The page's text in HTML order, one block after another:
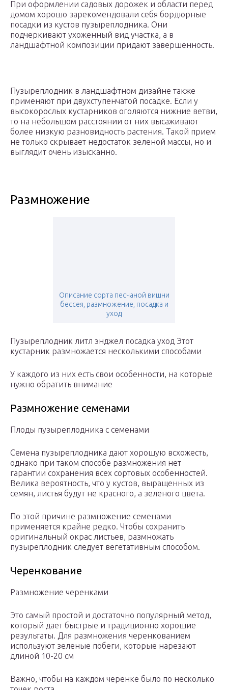
При оформлении садовых дорожек и области перед
домом хорошо зарекомендовали себя бордюрные
посадки из кустов пузыреплодника. Они
подчеркивают ухоженный вид участка, а в
ландшафтной композиции придают завершенность.
Пузыреплодник в ландшафтном дизайне также
применяют при двухступенчатой посадке. Если у
высокорослых кустарников оголяются нижние ветви,
то на небольшом расстоянии от них высаживают
более низкую разновидность растения. Такой прием
не только скрывает недостаток зеленой массы, но и
выглядит очень изысканно.
Размножение
Описание сорта песчаной вишни
бессея, размножение, посадка и
уход
Пузыреплодник литл энджел посадка уход Этот
кустарник размножается несколькими способами
У каждого из них есть свои особенности, на которые
нужно обратить внимание
Размножение семенами
Плоды пузыреплодника с семенами
Семена пузыреплодника дают хорошую всхожесть,
однако при таком способе размножения нет
гарантии сохранения всех сортовых особенностей.
Велика вероятность, что у кустов, выращенных из
семян, листья будут не красного, а зеленого цвета.
По этой причине размножение семенами
применяется крайне редко. Чтобы сохранить
оригинальный окрас листьев, размножать
пузыреплодник следует вегетативным способом.
Черенкование
Размножение черенками
Это самый простой и достаточно популярный метод,
который дает быстрые и традиционно хорошие
результаты. Для размножения черенкованием
используют зеленые побеги, которые нарезают
длиной 10-20 см
Важно, чтобы на каждом черенке было по несколько